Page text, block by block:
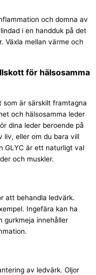
och domna av
i en handduk på det
Växla mellan värme och
för hälsosamma
som är särskilt framtagna
och hälsosamma leder
dina leder beroende på
liv, eller om du bara vill
GLYC är ett naturligt val
och muskler.
att behandla ledvärk.
Ingefära kan ha
gurkmeja innehåller
av ledvärk. Oljor